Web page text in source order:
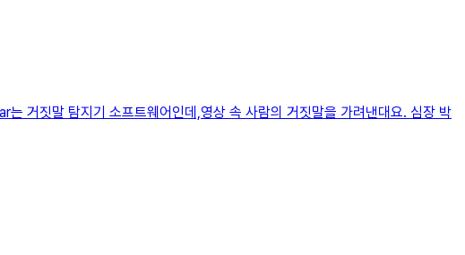
거짓말 탐지기 소프트웨어인데,영상 속 사람의 거짓말을 가려낸대요. 심장 박